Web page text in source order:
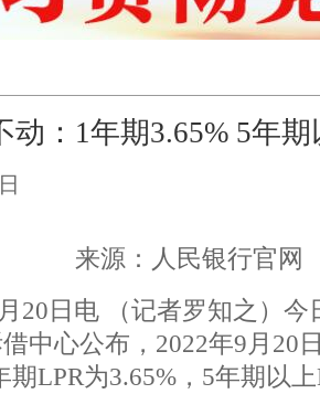
动：1年期3.65% 5年期
来源：人民银行官网
20日电 （记者罗知之）
中心公布，2022年9月20
期LPR为3.65%，5年期以